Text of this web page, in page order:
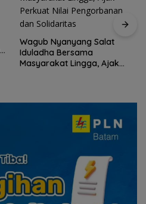
Wagub Nyanyang Salat
Iduladha Bersama
Masyarakat Lingga, Ajak